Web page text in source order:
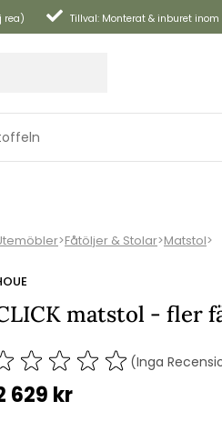
rea) Tillval: Monterat & inburet inom
>Fåtöljer & Stolar>Matstol>
matstol - fler
(Inga
629 kr